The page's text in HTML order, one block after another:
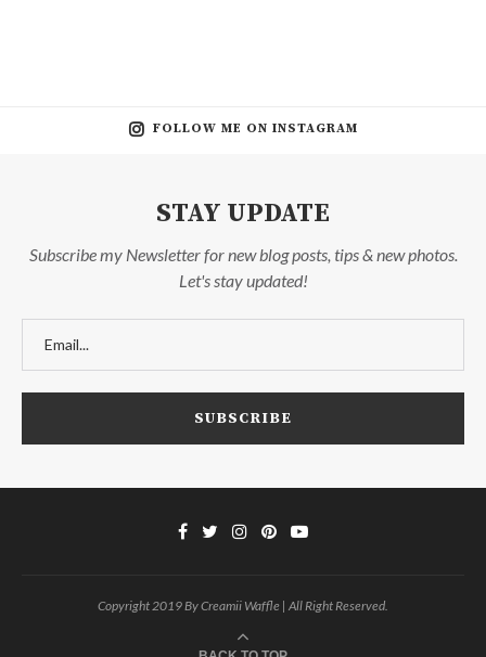
FOLLOW ME ON INSTAGRAM
STAY UPDATE
Subscribe my Newsletter for new blog posts, tips & new photos.
Let's stay updated!
Copyright 2019 By Creamii Waffle | All Right Reserved.